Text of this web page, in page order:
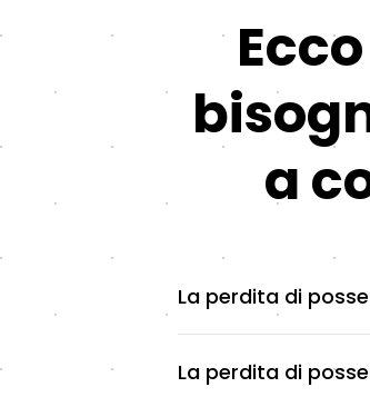
a
La perdita di
La perdita di